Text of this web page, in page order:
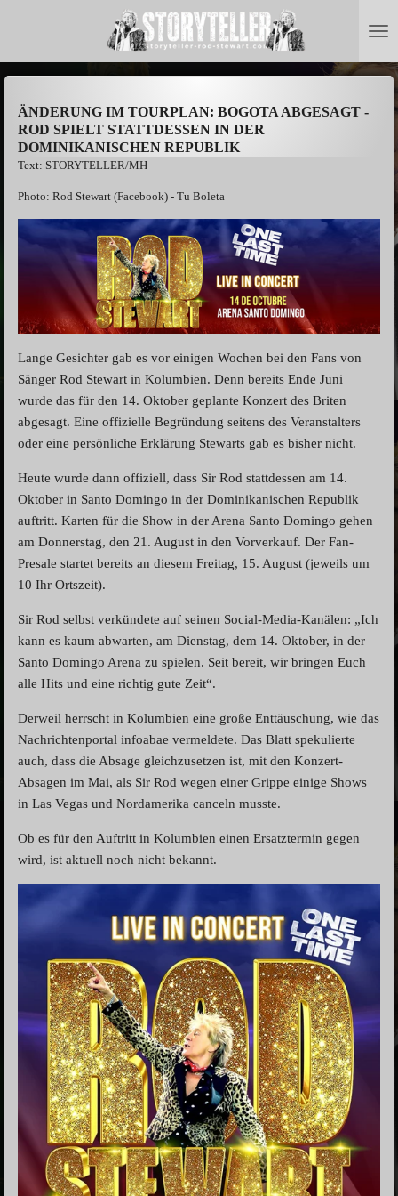
springen
ÄNDERUNG IM TOURPLAN: BOGOTA ABGESAGT -
ROD SPIELT STATTDESSEN IN DER
DOMINIKANISCHEN REPUBLIK
Text: STORYTELLER/MH
Photo: Rod Stewart (Facebook) - Tu Boleta
Lange Gesichter gab es vor einigen Wochen bei den Fans von
Sänger Rod Stewart in Kolumbien. Denn bereits Ende Juni
wurde das für den 14. Oktober geplante Konzert des Briten
abgesagt. Eine offizielle Begründung seitens des Veranstalters
oder eine persönliche Erklärung Stewarts gab es bisher nicht.
Heute wurde dann offiziell, dass Sir Rod stattdessen am 14.
Oktober in Santo Domingo in der Dominikanischen Republik
auftritt. Karten für die Show in der Arena Santo Domingo gehen
am Donnerstag, den 21. August in den Vorverkauf. Der Fan-
Presale startet bereits an diesem Freitag, 15. August (jeweils um
10 Ihr Ortszeit).
Sir Rod selbst verkündete auf seinen Social-Media-Kanälen: „Ich
kann es kaum abwarten, am Dienstag, dem 14. Oktober, in der
Santo Domingo Arena zu spielen. Seit bereit, wir bringen Euch
alle Hits und eine richtig gute Zeit“.
Derweil herrscht in Kolumbien eine große Enttäuschung, wie das
Nachrichtenportal infoabae vermeldete. Das Blatt spekulierte
auch, dass die Absage gleichzusetzen ist, mit den Konzert-
Absagen im Mai, als Sir Rod wegen einer Grippe einige Shows
in Las Vegas und Nordamerika canceln musste.
Ob es für den Auftritt in Kolumbien einen Ersatztermin gegen
wird, ist aktuell noch nicht bekannt.